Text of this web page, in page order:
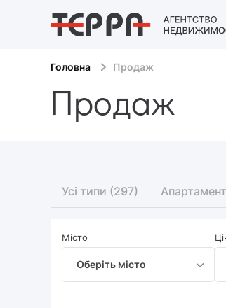
Головна Продаж
Продаж
Усі типи (297)
Місто
Оберіть місто